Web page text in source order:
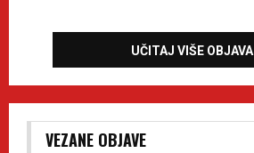
UČITAJ VIŠE OBJAVA
VEZANE OBJAVE